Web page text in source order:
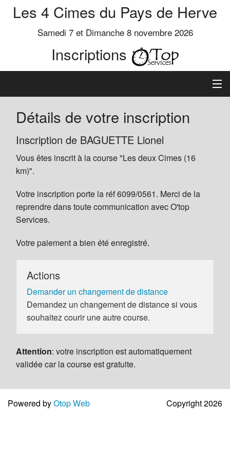
Les 4 Cimes du Pays de Herve
Samedi 7 et Dimanche 8 novembre 2026
Inscriptions
Inscription
Préinscrits
Informations
Détails de votre inscription
Inscription de BAGUETTE Lionel
Vous êtes inscrit à la course "Les deux Cimes (16
km)".
Votre inscription porte la réf 6099/0561. Merci de la
reprendre dans toute communication avec O'top
Services.
Votre paiement a bien été enregistré.
Actions
Demander un changement de distance
Demandez un changement de distance si vous
souhaitez courir une autre course.
Attention: votre inscription est automatiquement
validée car la course est gratuite.
Powered byOtop Web Copyright 2026